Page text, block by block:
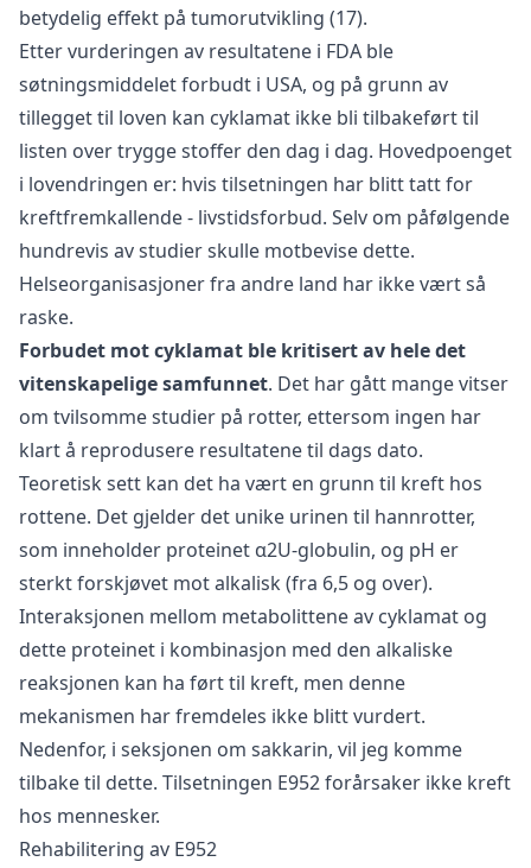
betydelig effekt på tumorutvikling (17).
Etter vurderingen av resultatene i FDA ble
søtningsmiddelet forbudt i USA, og på grunn av
tilleggettil loven kan cyklamat ikke bli tilbakeført til
listen over trygge stoffer den dag i dag. Hovedpoenget
i lovendringen er: hvis tilsetningen har blitt tatt for
kreftfremkallende - livstidsforbud. Selv om påfølgende
hundrevis av studier skulle motbevise dette.
Helseorganisasjoner fra andre land har ikke vært så
raske.
Forbudet mot cyklamat ble kritisert av hele det
vitenskapelige samfunnet. Det har gått mange vitser
om tvilsomme studier på rotter, ettersom ingen har
klart å reprodusere resultatene til dags dato.
Teoretisk sett kan det ha vært en grunn til kreft hos
rottene. Det gjelder det unike urinen til hannrotter,
som inneholder proteinet α2U-globulin, og pH er
sterkt forskjøvet mot alkalisk (fra 6,5 og over).
Interaksjonen mellom metabolittene av cyklamat og
dette proteinet i kombinasjon med den alkaliske
reaksjonen kan ha ført til kreft, men denne
mekanismen har fremdeles ikke blitt vurdert.
Nedenfor, i seksjonen om sakkarin, vil jeg komme
tilbake til dette. Tilsetningen E952 forårsaker ikke kreft
hos mennesker.
Rehabilitering av E952